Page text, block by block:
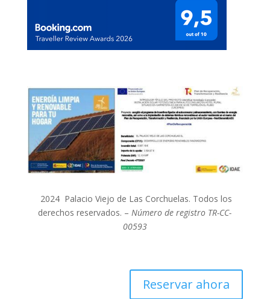
2024 Palacio Viejo de Las Corchuelas. Todos los
derechos reservados. – Número de registro TR-CC-
00593
Reservar ahora